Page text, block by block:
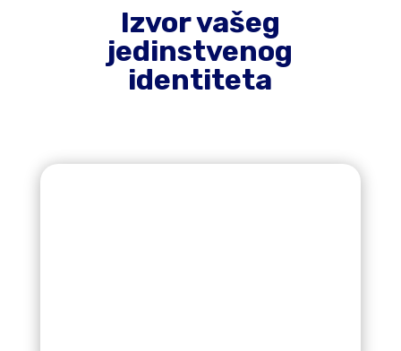
Izvor vašeg
jedinstvenog
identiteta